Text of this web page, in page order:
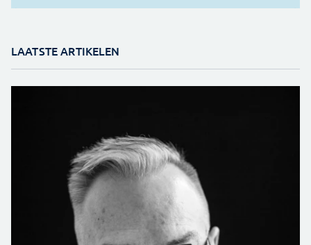
LAATSTE ARTIKELEN